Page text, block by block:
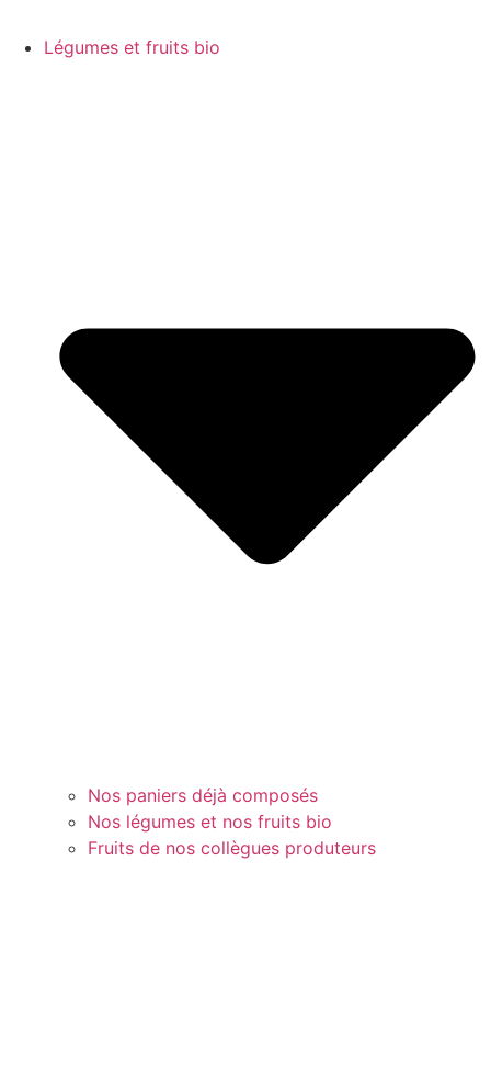
Légumes et fruits bio
Nos paniers déjà composés
Nos légumes et nos fruits bio
Fruits de nos collègues produteurs